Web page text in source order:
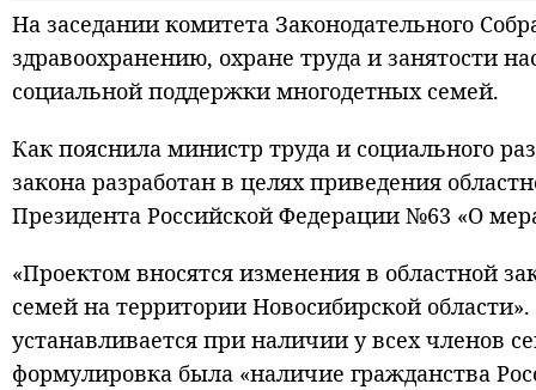
На заседании комитета Законодательного
здравоохранению, охране труда и занятости
социальной поддержки многодетных семей.
Как пояснила министр труда и социального
закона разработан в целях приведения
Президента Российской Федерации №63 «О
«Проектом вносятся изменения в областной
семей на территории Новосибирской
устанавливается при наличии у всех членов
формулировка была «наличие гражданства